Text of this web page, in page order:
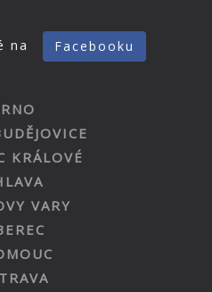
na Facebooku
KRÁLOVÉ
VARY